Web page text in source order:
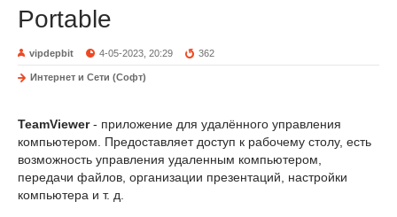
Portable
vipdepbit 4-05-2023, 20:29 362
Интернет и Сети (Софт)
TeamViewer- приложение для удалённого управления
компьютером. Предоставляет доступ к рабочему столу, есть
возможность управления удаленным компьютером,
передачи файлов, организации презентаций, настройки
компьютера и т. д.